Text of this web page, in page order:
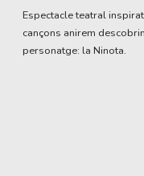
Espectacle teatral
cançons anirem
personatge: la Ninota.